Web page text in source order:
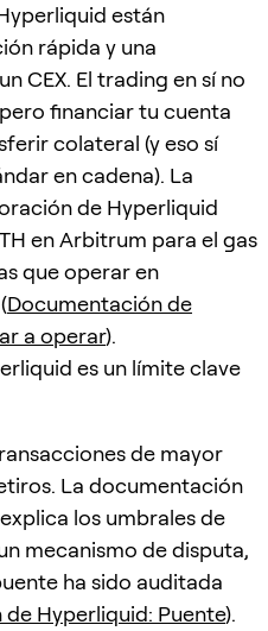
están
rápida y una
CEX. El trading en sí no
financiar tu cuenta
colateral (y eso sí
en cadena). La
de Hyperliquid
en Arbitrum para el gas
que operar en
Documentación de
a operar).
es un límite clave
de mayor
La documentación
los umbrales de
mecanismo de disputa,
ha sido auditada
Hyperliquid: Puente).